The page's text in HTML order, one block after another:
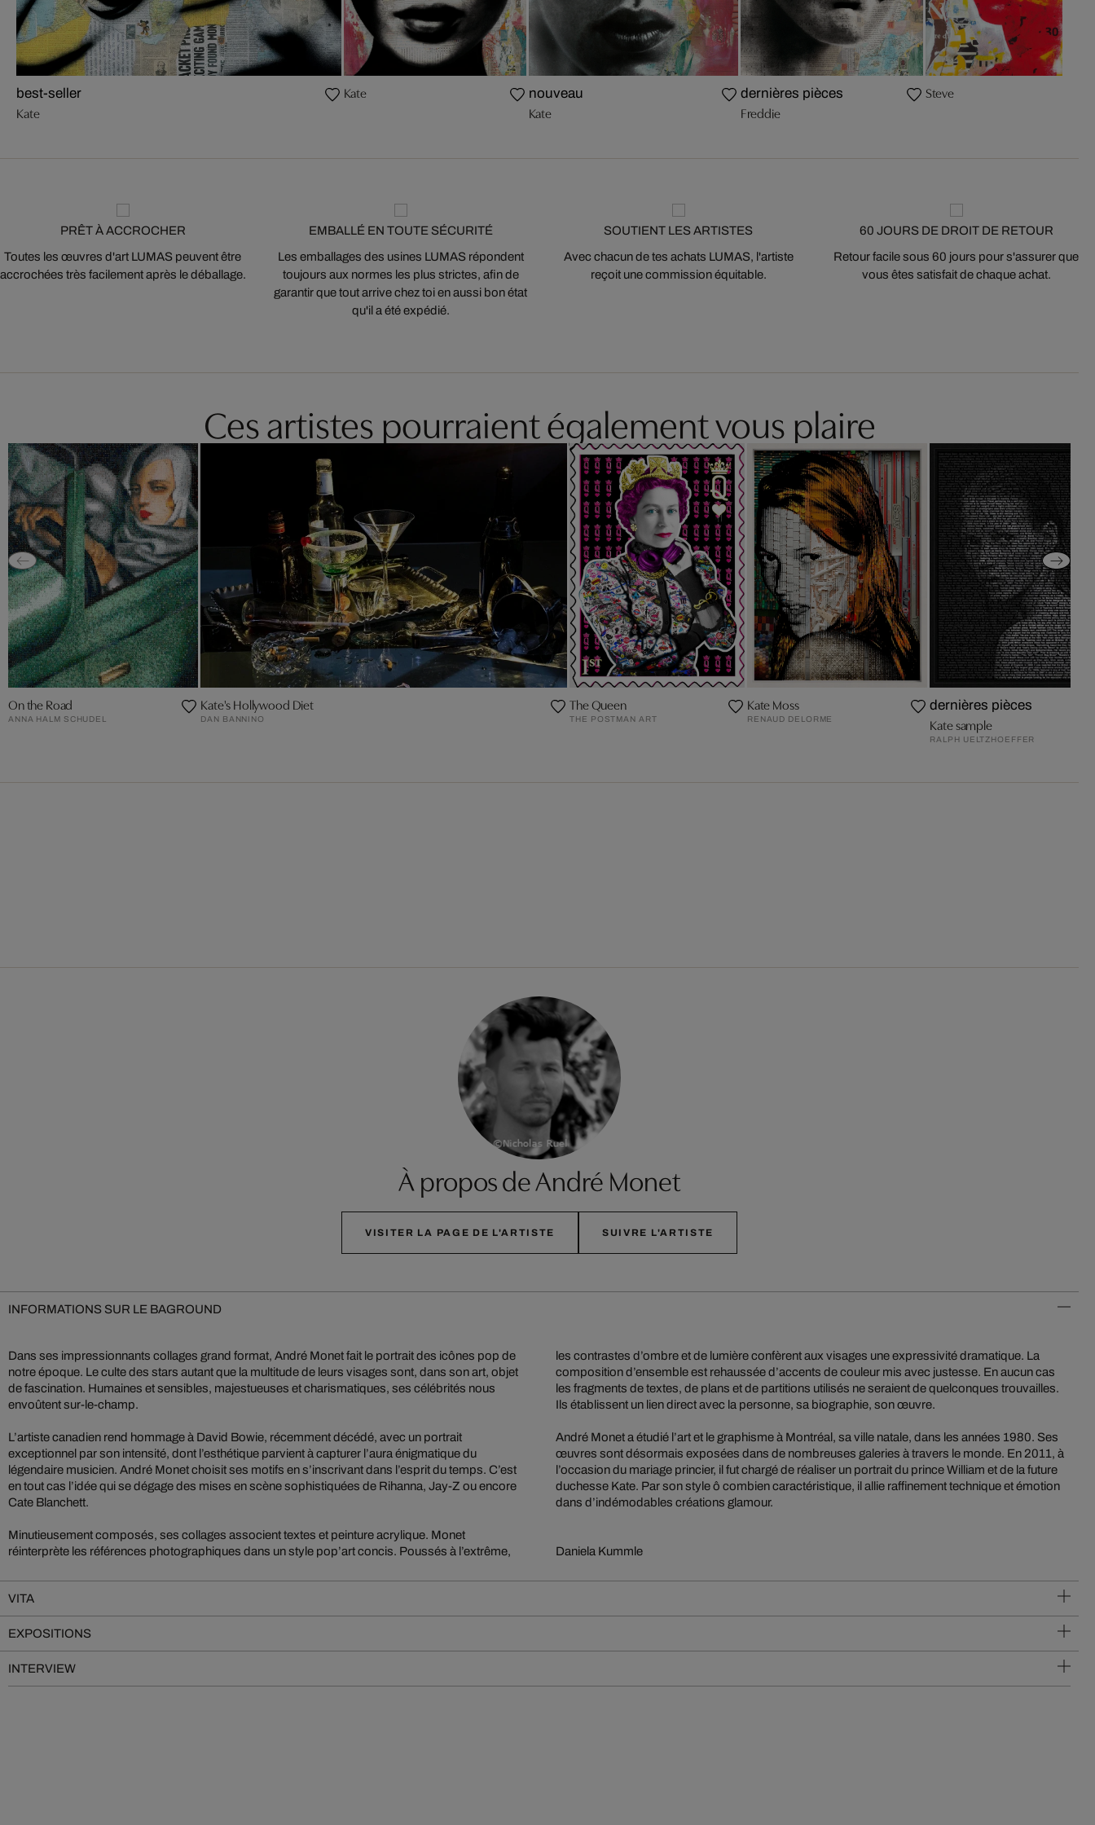
best-seller
Kate
Kate nouveau
Kate
dernières pièces
Freddie
Steve
PRÊT À ACCROCHER
Toutes les œuvres d'art LUMAS peuvent être
accrochées très facilement après le déballage.
EMBALLÉ EN TOUTE SÉCURITÉ
Les emballages des usines LUMAS répondent
toujours aux normes les plus strictes, afin de
garantir que tout arrive chez toi en aussi bon état
qu'il a été expédié.
SOUTIENT LES ARTISTES
Avec chacun de tes achats LUMAS, l'artiste
reçoit une commission équitable.
60 JOURS DE DROIT DE RETOUR
Retour facile sous 60 jours pour s'assurer que
vous êtes satisfait de chaque achat.
Ces artistes pourraient également vous plaire
On the Road
ANNA HALM SCHUDEL
Kate's Hollywood Diet
DAN BANNINO
The Queen
THE POSTMAN ART
Kate Moss
RENAUD DELORME
dernières pièces
Kate sample
RALPH UELTZHOEFFER
À propos de André Monet
VISITER LA PAGE DE L'ARTISTE SUIVRE L'ARTISTE
INFORMATIONS SUR LE BAGROUND
Dans ses impressionnants collages grand format, André Monet fait le portrait des icônes pop de
notre époque. Le culte des stars autant que la multitude de leurs visages sont, dans son art, objet
de fascination. Humaines et sensibles, majestueuses et charismatiques, ses célébrités nous
envoûtent sur-le-champ.
L’artiste canadien rend hommage à David Bowie, récemment décédé, avec un portrait
exceptionnel par son intensité, dont l’esthétique parvient à capturer l’aura énigmatique du
légendaire musicien. André Monet choisit ses motifs en s’inscrivant dans l’esprit du temps. C’est
en tout cas l’idée qui se dégage des mises en scène sophistiquées de Rihanna, Jay-Z ou encore
Cate Blanchett.
Minutieusement composés, ses collages associent textes et peinture acrylique. Monet
réinterprète les références photographiques dans un style pop’art concis. Poussés à l’extrême,
les contrastes d’ombre et de lumière confèrent aux visages une expressivité dramatique. La
composition d’ensemble est rehaussée d’accents de couleur mis avec justesse. En aucun cas
les fragments de textes, de plans et de partitions utilisés ne seraient de quelconques trouvailles.
Ils établissent un lien direct avec la personne, sa biographie, son œuvre.
André Monet a étudié l’art et le graphisme à Montréal, sa ville natale, dans les années 1980. Ses
œuvres sont désormais exposées dans de nombreuses galeries à travers le monde. En 2011, à
l’occasion du mariage princier, il fut chargé de réaliser un portrait du prince William et de la future
duchesse Kate. Par son style ô combien caractéristique, il allie raffinement technique et émotion
dans d’indémodables créations glamour.
Daniela Kummle
VITA
EXPOSITIONS
INTERVIEW